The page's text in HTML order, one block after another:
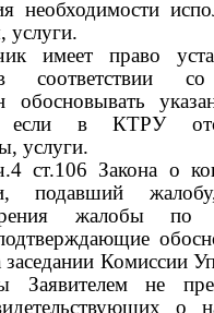
необходимости
услуги.
имеет право
соответствии
если в КТРУ
услуги.
ст.106 Закона о
подавший
жалобы по
Комиссии
не
о